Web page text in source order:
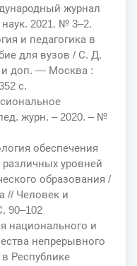
журнал
2021. № 3–2.
и педагогика в
для вузов / С. Д.
и доп. — Москва :
с.
журн. – 2020. – №
обеспечения
различных уровней
образования /
// Человек и
90–102
национального и
непрерывного
Республике